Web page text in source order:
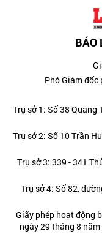
BÁO
Phó Giám đốc
Trụ sở 1: Số 38 Quang
Trụ sở 2: Số 10 Trần
Trụ sở 3: 339 - 341
Trụ sở 4: Số 82,
Giấy phép hoạt động
ngày 29 tháng 8